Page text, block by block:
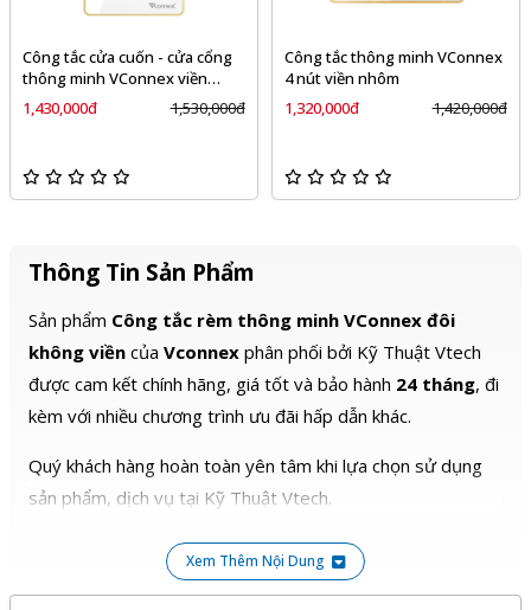
Công tắc cửa cuốn - cửa cổng
thông minh VConnex viền
nhôm
1,430,000đ 1,530,000đ
Công tắc thông minh VConnex
4 nút viền nhôm
1,320,000đ
1,420,000đ
Thông Tin Sản Phẩm
Sản phẩm Công tắc rèm thông minh VConnex đôi
không viền của Vconnex phân phối bởi Kỹ Thuật Vtech
được cam kết chính hãng, giá tốt và bảo hành 24 tháng, đi
kèm với nhiều chương trình ưu đãi hấp dẫn khác.
Quý khách hàng hoàn toàn yên tâm khi lựa chọn sử dụng
sản phẩm, dịch vụ tại Kỹ Thuật Vtech.
Xem Thêm Nội Dung